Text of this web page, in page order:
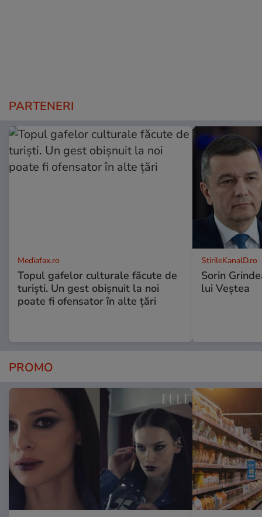
PARTENERI
Mediafax.ro
Topul gafelor culturale făcute de
turiști. Un gest obișnuit la noi
poate fi ofensator în alte țări
StirileKanalD.ro
Sorin
lui Veștea
PROMO